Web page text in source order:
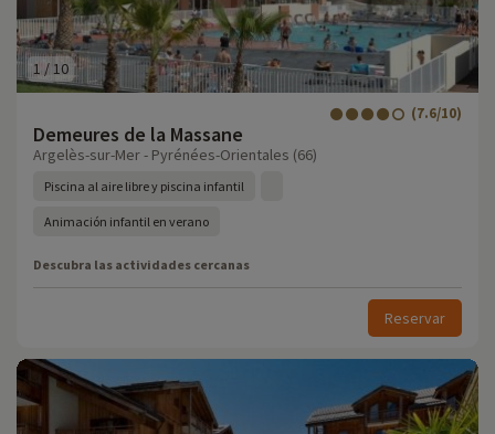
1 / 10
Demeures de la Massane
(7.6/10)
Argelès-sur-Mer - Pyrénées-Orientales (66)
Piscina al aire libre y piscina infantil
Animación infantil en verano
Descubra las actividades cercanas
Reservar